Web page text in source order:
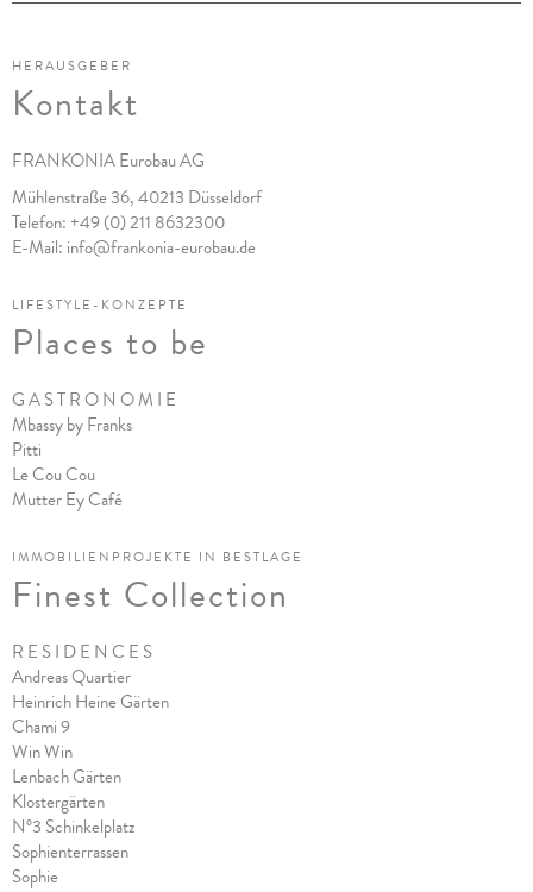
HERAUSGEBER
Kontakt
FRANKONIA Eurobau AG
Mühlenstraße 36, 40213 Düsseldorf
Telefon:+49 (0) 211 8632300
E-Mail: info@frankonia-eurobau.de
LIFESTYLE-KONZEPTE
Places to be
G A S T R O N O M I E
Mbassy by Franks
Pitti
Le Cou Cou
Mutter Ey Café
IMMOBILIENPROJEKTE IN BESTLAGE
Finest Collection
R E S I D E N C E S
Andreas Quartier
Heinrich Heine Gärten
Chami 9
Win Win
Lenbach Gärten
Klostergärten
N°3 Schinkelplatz
Sophienterrassen
Sophie